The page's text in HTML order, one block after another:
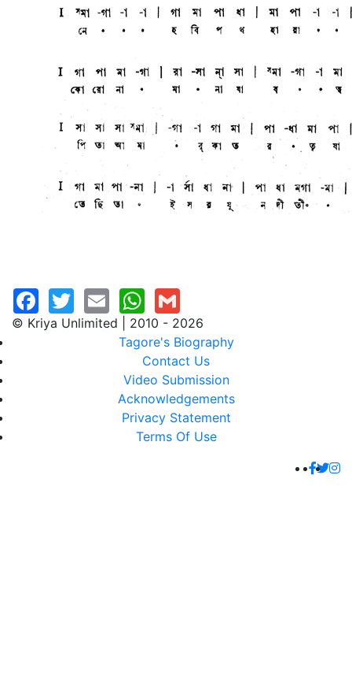
© Kriya Unlimited | 2010 - 2026
Tagore's Biography
Contact Us
Video Submission
Acknowledgements
Privacy Statement
Terms Of Use